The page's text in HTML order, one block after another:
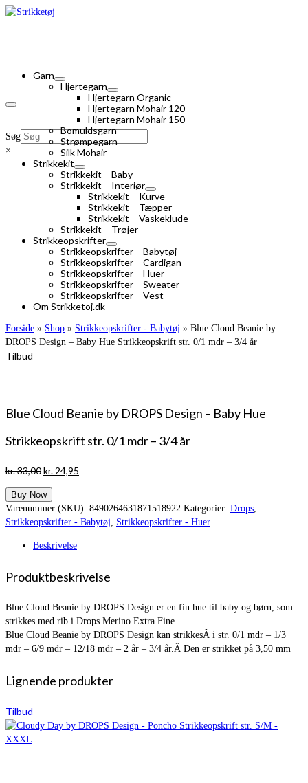
Søg
×
Garn
Hjertegarn
Hjertegarn Organic
Hjertegarn Mohair 120
Hjertegarn Mohair 150
Bomuldsgarn
Strømpegarn
Silk Mohair
Strikkekit
Strikkekit – Baby
Strikkekit – Interiør
Strikkekit – Kurve
Strikkekit – Tæpper
Strikkekit – Vaskeklude
Strikkekit – Trøjer
Strikkeopskrifter
Strikkeopskrifter – Babytøj
Strikkeopskrifter – Cardigan
Strikkeopskrifter – Huer
Strikkeopskrifter – Sweater
Strikkeopskrifter – Vest
Om Strikketoj.dk
Forside » Shop » Strikkeopskrifter - Babytøj » Blue Cloud Beanie by
DROPS Design – Baby Hue Strikkeopskrift str. 0/1 mdr – 3/4 år
Tilbud
Blue Cloud Beanie by DROPS Design – Baby Hue
Strikkeopskrift str. 0/1 mdr – 3/4 år
kr.33,00Den
pris
var:
kr. 33,00.
kr. 24,95
er:
kr. 24,95.
Buy Now
Varenummer (SKU): 8490264631871518922 Kategorier: Drops,
Strikkeopskrifter - Babytøj, Strikkeopskrifter - Huer
Beskrivelse
Produktbeskrivelse
Blue Cloud Beanie by DROPS Design er en fin hue til baby og børn, som
strikkes med rib i Drops Merino Extra Fine.
Blue Cloud Beanie by DROPS Design kan strikkesÂ i str. 0/1 mdr – 1/3
mdr – 6/9 mdr – 12/18 mdr – 2 år – 3/4 år.Â Den er strikket på 3,50 mm
Lignende produkter
Tilbud